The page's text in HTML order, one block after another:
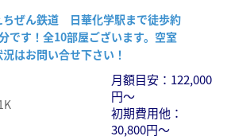
ちぜん鉄道 日華化学駅まで徒歩約
です！全10部屋ございます。空室
況はお問い合せ下さい！
月額目安：122,000
円～
初期費用他：
30,800円～